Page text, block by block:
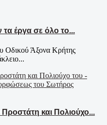
έργα σε όλο το...
Οδικού Άξονα Κρήτης
και Πολιούχο...